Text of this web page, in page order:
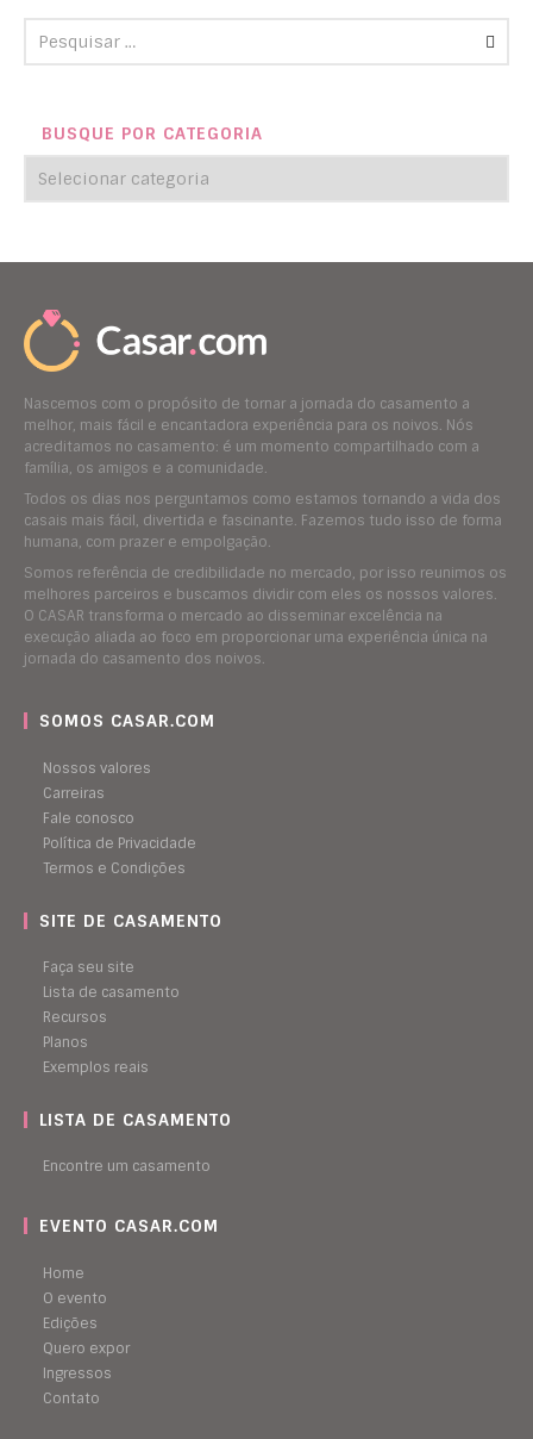
BUSQUE POR CATEGORIA
Nascemos com o propósito de tornar a jornada do casamento a
melhor, mais fácil e encantadora experiência para os noivos. Nós
acreditamos no casamento: é um momento compartilhado com a
família, os amigos e a comunidade.
Todos os dias nos perguntamos como estamos tornando a vida dos
casais mais fácil, divertida e fascinante. Fazemos tudo isso de forma
humana, com prazer e empolgação.
Somos referência de credibilidade no mercado, por isso reunimos os
melhores parceiros e buscamos dividir com eles os nossos valores.
O CASAR transforma o mercado ao disseminar excelência na
execução aliada ao foco em proporcionar uma experiência única na
jornada do casamento dos noivos.
SOMOS CASAR.COM
Nossos valores
Carreiras
Fale conosco
Política de Privacidade
Termos e Condições
SITE DE CASAMENTO
Faça seu site
Lista de casamento
Recursos
Planos
Exemplos reais
LISTA DE CASAMENTO
Encontre um casamento
EVENTO CASAR.COM
Home
O evento
Edições
Quero expor
Ingressos
Contato